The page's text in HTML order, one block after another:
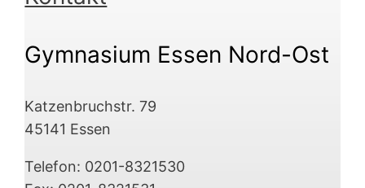
Gymnasium Essen Nord-Ost
Katzenbruchstr. 79
45141 Essen
Telefon: 0201-8321530